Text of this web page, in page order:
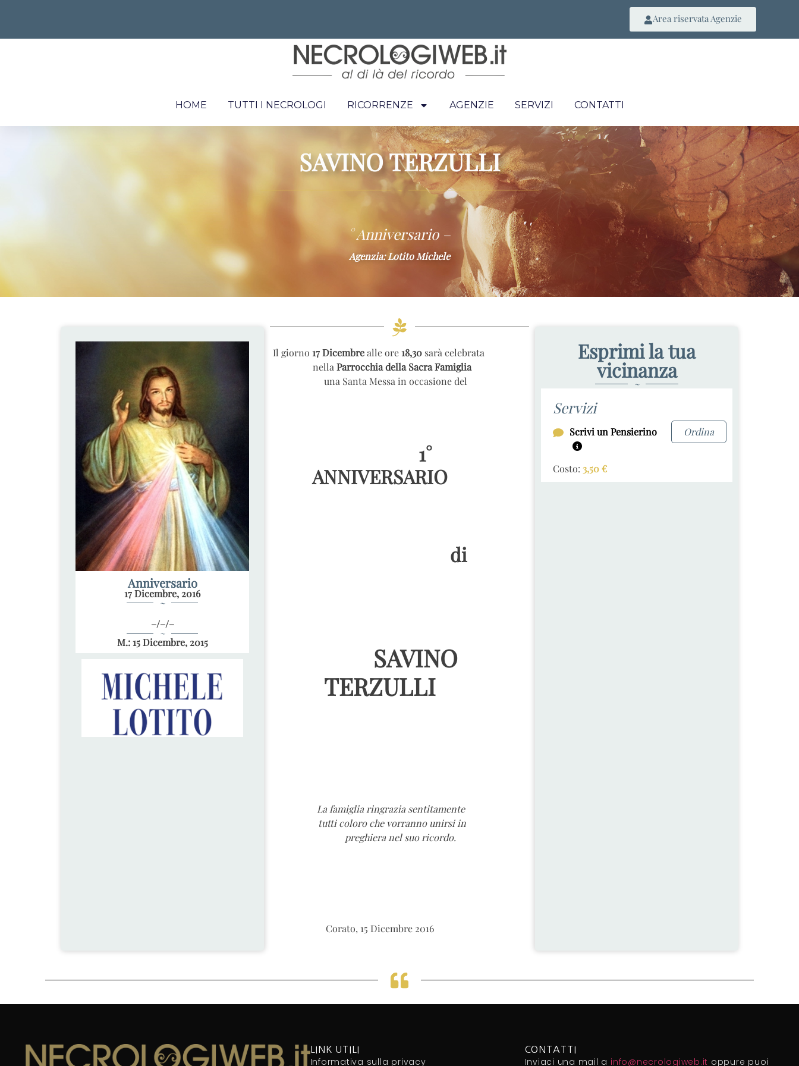
Area riservata Agenzie
HOME TUTTI I NECROLOGI RICORRENZE AGENZIE SERVIZI CONTATTI
SAVINO TERZULLI
~
° Anniversario –
Agenzia: Lotito Michele
Anniversario
17 Dicembre, 2016
~
–/–/–
~
M.: 15 Dicembre, 2015
Il giorno 17 Dicembrealle ore18,30 sarà celebrata
nella Parrocchia della Sacra Famiglia
una Santa Messa in occasione del
1°
ANNIVERSARIO
di
SAVINO
TERZULLI
La famiglia ringrazia sentitamente
tutti coloro che vorranno unirsi in
preghiera nel suo ricordo.
Corato, 15 Dicembre 2016
Esprimi la tua
vicinanza
~
Servizi
Scrivi un Pensierino Ordina
Costo: 3,50€
LINK UTILI
Informativa sulla privacy
CONTATTI
Inviaci una mail a info@necrologiweb.it oppure puoi